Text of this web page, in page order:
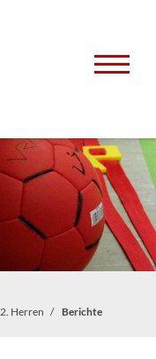
2. Herren Berichte